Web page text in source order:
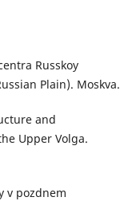
Russkoy
Plain). Moskva.
and
Upper Volga.
v pozdnem